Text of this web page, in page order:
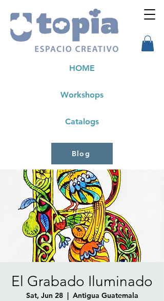
Workshops
HOME
Catalogs
Blog
El Grabado Iluminado
Sat, Jun 28
  |
Antigua Guatemala